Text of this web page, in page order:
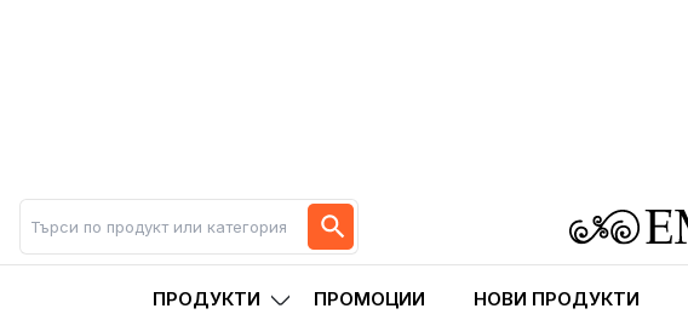
ПРОДУКТИ ПРОМОЦИИ НОВИ ПРОДУКТИ